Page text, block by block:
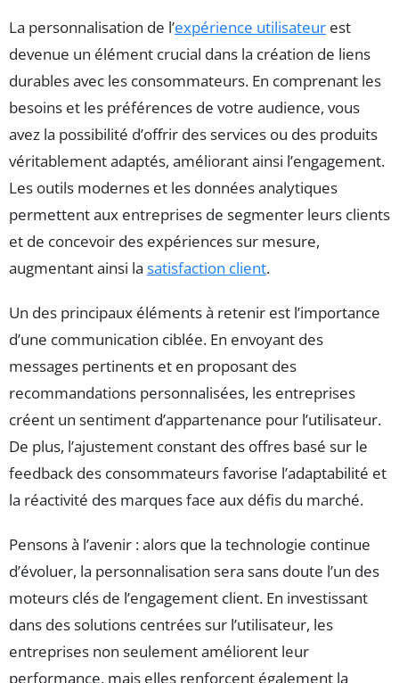
La personnalisation de l’expérience utilisateur est
devenue un élément crucial dans la création de liens
durables avec les consommateurs. En comprenant les
besoins et les préférences de votre audience, vous
avez la possibilité d’offrir des services ou des produits
véritablement adaptés, améliorant ainsi l’engagement.
Les outils modernes et les données analytiques
permettent aux entreprises de segmenter leurs clients
et de concevoir des expériences sur mesure,
augmentant ainsi la satisfaction client.
Un des principaux éléments à retenir est l’importance
d’une communication ciblée. En envoyant des
messages pertinents et en proposant des
recommandations personnalisées, les entreprises
créent un sentiment d’appartenance pour l’utilisateur.
De plus, l’ajustement constant des offres basé sur le
feedback des consommateurs favorise l’adaptabilité et
la réactivité des marques face aux défis du marché.
Pensons à l’avenir : alors que la technologie continue
d’évoluer, la personnalisation sera sans doute l’un des
moteurs clés de l’engagement client. En investissant
dans des solutions centrées sur l’utilisateur, les
entreprises non seulement améliorent leur
performance, mais elles renforcent également la